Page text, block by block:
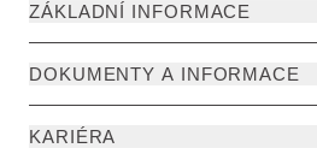
ZÁKLADNÍ INFORMACE
DOKUMENTY A INFORMACE
KARIÉRA